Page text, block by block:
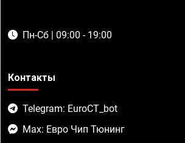
Пн-Сб | 09:00 - 19:00
Контакты
Telegram: EuroCT_bot
Max: Евро Чип Тюнинг